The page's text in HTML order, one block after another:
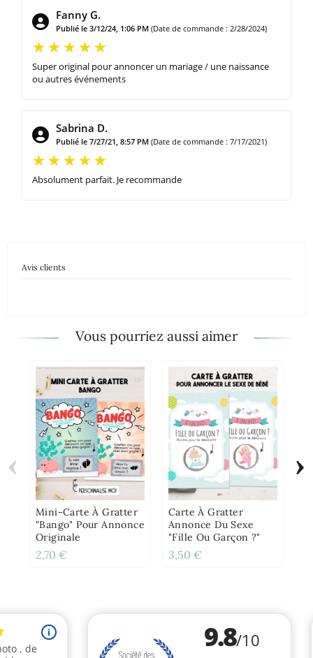
Fanny G.
Publié le 3/12/24, 1:06 PM (Date de commande : 2/28/2024)
Super original pour annoncer un mariage / une naissance
ou autres événements
Sabrina D.
Publié le 7/27/21, 8:57 PM (Date de commande : 7/17/2021)
Absolument parfait. Je recommande
Avis clients
Vous pourriez aussi aimer
Mini-Carte À Gratter
"Bango" Pour Annonce
Originale
2,70 €
Carte À Gratter
Annonce Du Sexe
"Fille Ou Garçon ?"
3,50 €
‹ ›